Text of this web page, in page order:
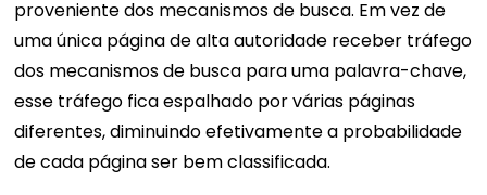
proveniente dos mecanismos de busca. Em vez de
uma única página de alta autoridade receber tráfego
dos mecanismos de busca para uma palavra-chave,
esse tráfego fica espalhado por várias páginas
diferentes, diminuindo efetivamente a probabilidade
de cada página ser bem classificada.